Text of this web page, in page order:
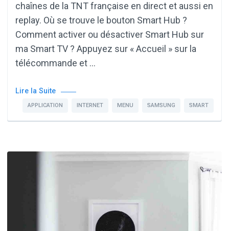
chaînes de la TNT française en direct et aussi en
replay. Où se trouve le bouton Smart Hub ?
Comment activer ou désactiver Smart Hub sur
ma Smart TV ? Appuyez sur « Accueil » sur la
télécommande et …
Lire la Suite
APPLICATION INTERNET MENU SAMSUNG SMART